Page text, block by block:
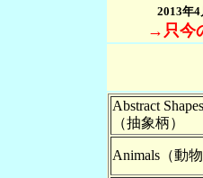
2013年
→只今
Abstract Shapes
（抽象柄）
Animals（動物